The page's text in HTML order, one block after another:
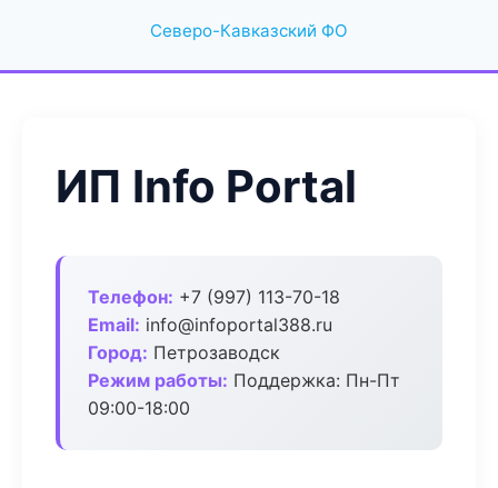
Северо-Кавказский ФО
ИП Info Portal
Телефон: +7 (997) 113-70-18
Email: info@infoportal388.ru
Город: Петрозаводск
Режим работы: Поддержка: Пн-Пт
09:00-18:00